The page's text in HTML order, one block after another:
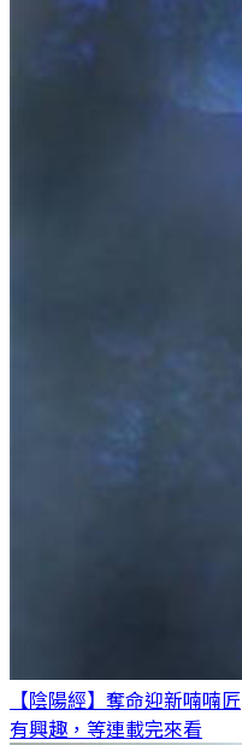
【陰陽經】奪命迎新喃喃匠
有興趣，等連載完來看